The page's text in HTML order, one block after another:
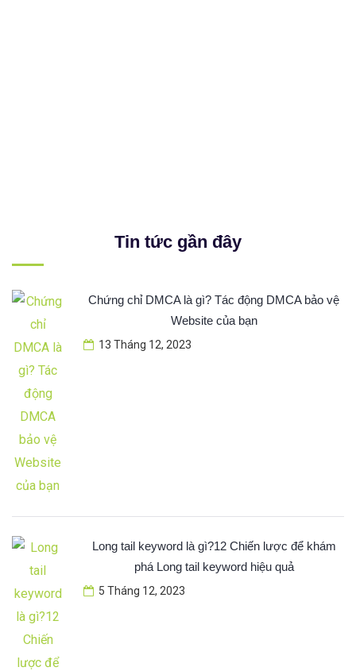
Tin tức gần đây
Chứng chỉ DMCA là gì? Tác động DMCA bảo vệ
Website của bạn
13 Tháng 12, 2023
Long tail keyword là gì?12 Chiến lược để khám
phá Long tail keyword hiệu quả
5 Tháng 12, 2023